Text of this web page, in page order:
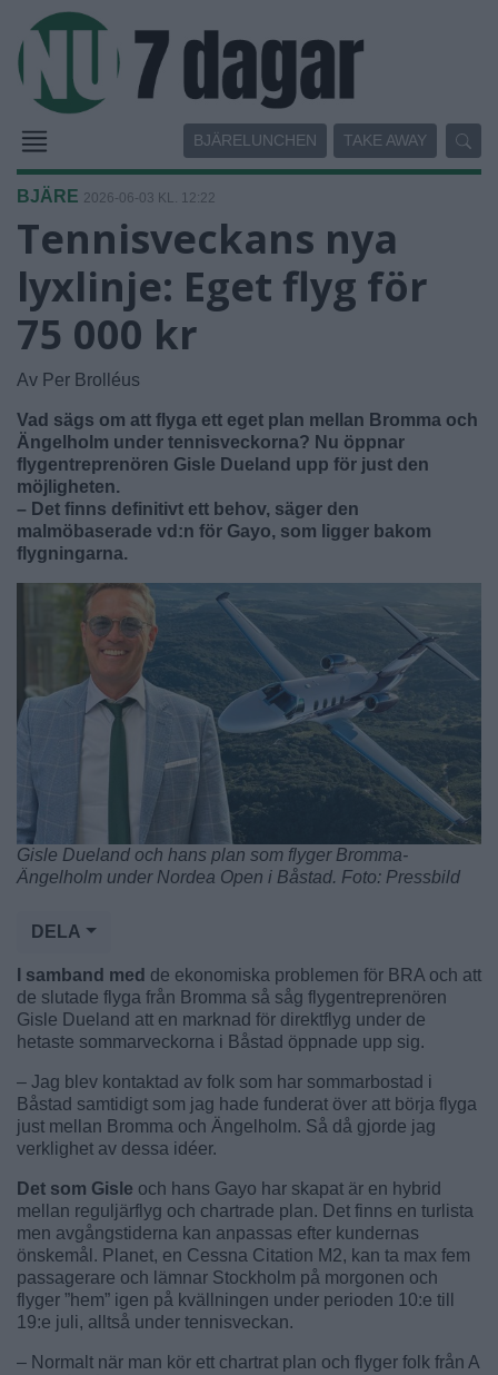
BJÄRELUNCHEN TAKE AWAY
BJÄRE 2026-06-03 KL. 12:22
Tennisveckans nya
lyxlinje: Eget flyg för
75 000 kr
Av Per Brolléus
Vad sägs om att flyga ett eget plan mellan Bromma och
Ängelholm under tennisveckorna? Nu öppnar
flygentreprenören Gisle Dueland upp för just den
möjligheten.
– Det finns definitivt ett behov, säger den
malmöbaserade vd:n för Gayo, som ligger bakom
flygningarna.
Gisle Dueland och hans plan som flyger Bromma-
Ängelholm under Nordea Open i Båstad. Foto: Pressbild
DELA
I samband med de ekonomiska problemen för BRA och att
de slutade flyga från Bromma så såg flygentreprenören
Gisle Dueland att en marknad för direktflyg under de
hetaste sommarveckorna i Båstad öppnade upp sig.
– Jag blev kontaktad av folk som har sommarbostad i
Båstad samtidigt som jag hade funderat över att börja flyga
just mellan Bromma och Ängelholm. Så då gjorde jag
verklighet av dessa idéer.
Det som Gisle och hans Gayo har skapat är en hybrid
mellan reguljärflyg och chartrade plan. Det finns en turlista
men avgångstiderna kan anpassas efter kundernas
önskemål. Planet, en Cessna Citation M2, kan ta max fem
passagerare och lämnar Stockholm på morgonen och
flyger ”hem” igen på kvällningen under perioden 10:e till
19:e juli, alltså under tennisveckan.
– Normalt när man kör ett chartrat plan och flyger folk från A